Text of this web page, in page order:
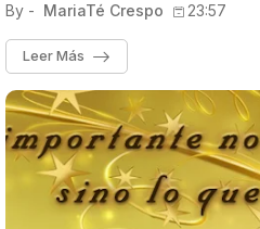
By - MariaTé Crespo 23:57
Leer Más